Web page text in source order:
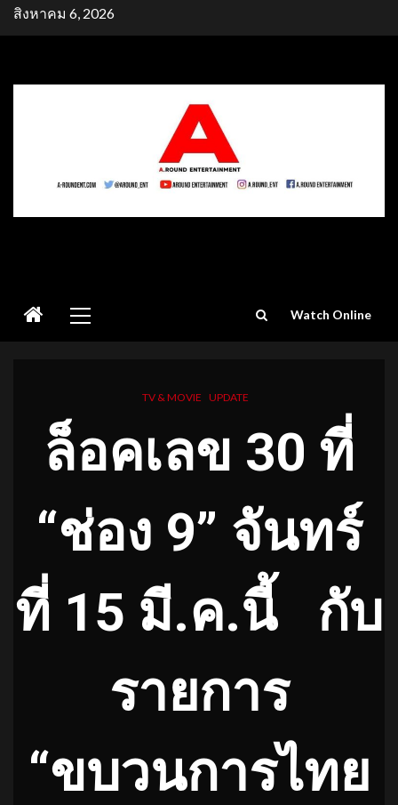
Skipสิงหาคม 6, 2026
Menu
Watch Online
TV & MOVIE UPDATE
ล็อคเลข 30 ที่
“ช่อง 9” จันทร์
ที่ 15 มี.ค.นี้
กับ
รายการ
“ขบวนการไทย